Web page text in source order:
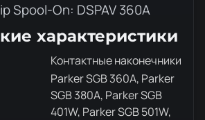
Spool-On: DSPAV 360A
характеристики
Контактные наконечники
Parker SGB 360A, Parker
SGB 380A, Parker SGB
401W, Parker SGB 501W,